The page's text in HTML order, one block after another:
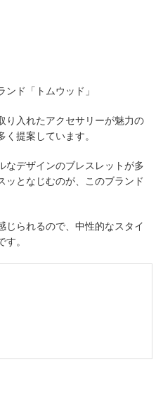
ンド「トムウッド」
り入れたアクセサリーが魅力の
提案しています。
なデザインのブレスレットが多
ッとなじむのが、このブランド
じられるので、中性的なスタイ
。